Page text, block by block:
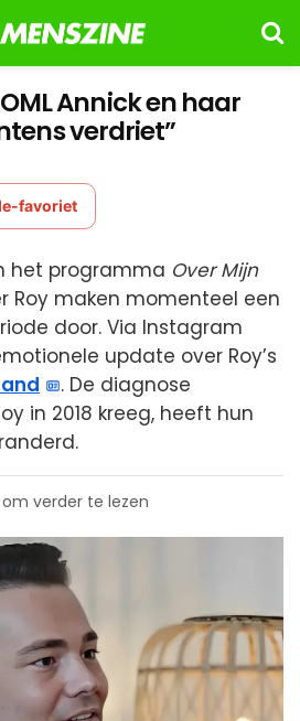
Annick en haar
verdriet”
favoriet
het programma Over Mijn
Roy maken momenteel een
door. Via Instagram
update over Roy’s
. De diagnose
in 2018 kreeg, heeft hun
om verder te lezen